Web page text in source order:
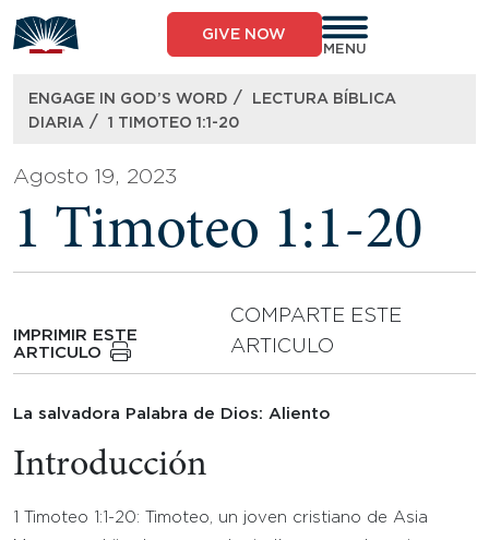
to
content
GIVE NOW
MENU
ENGAGE IN GOD’S WORD /
LECTURA BÍBLICA
DIARIA / 1 TIMOTEO 1:1-20
Agosto 19, 2023
1 Timoteo 1:1-20
IMPRIMIR ESTE
ARTICULO
COMPARTE ESTE
ARTICULO
La salvadora Palabra de Dios: Aliento
Introducción
1 Timoteo 1:1-20: Timoteo, un joven cristiano de Asia